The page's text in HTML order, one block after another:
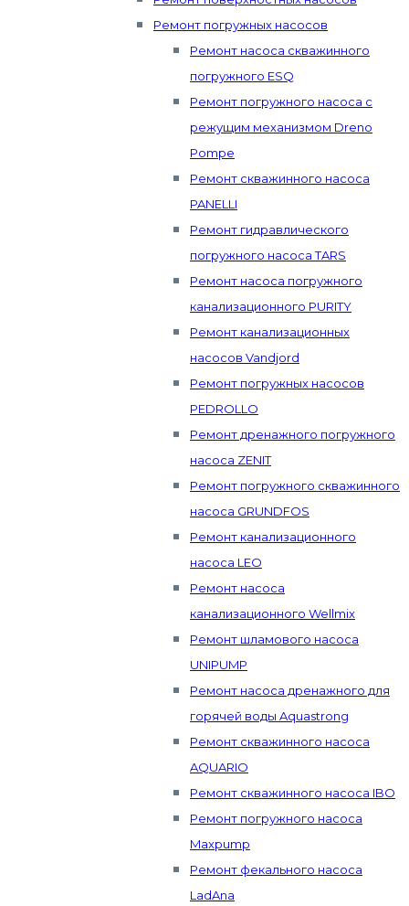
Ремонт погружных насосов
Ремонт насоса скважинного
погружного ESQ
Ремонт погружного насоса с
режущим механизмом Dreno
Pompe
Ремонт скважинного насоса
PANELLI
Ремонт гидравлического
погружного насоса TARS
Ремонт насоса погружного
канализационного PURITY
Ремонт канализационных
насосов Vandjord
Ремонт погружных насосов
PEDROLLO
Ремонт дренажного погружного
насоса ZENIT
Ремонт погружного скважинного
насоса GRUNDFOS
Ремонт канализационного
насоса LEO
Ремонт насоса
канализационного Wellmix
Ремонт шламового насоса
UNIPUMP
Ремонт насоса дренажного для
горячей воды Aquastrong
Ремонт скважинного насоса
AQUARIO
Ремонт скважинного насоса IBO
Ремонт погружного насоса
Maxpump
Ремонт фекального насоса
LadAna